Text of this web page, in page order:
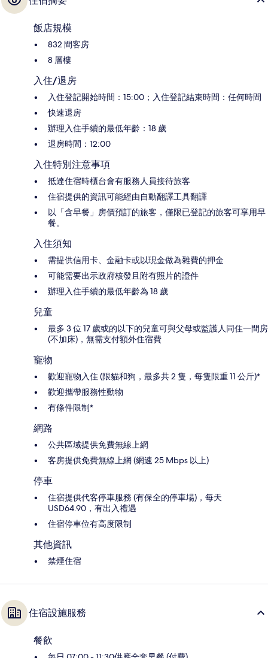
飯店規模
832 間客房
8 層樓
入住/退房
入住登記開始時間：15:00；入住登記結束時間：任何時間
快速退房
辦理入住手續的最低年齡：18 歲
退房時間：12:00
入住特別注意事項
抵達住宿時櫃台會有服務人員接待旅客
住宿提供的資訊可能經由自動翻譯工具翻譯
以「含早餐」房價預訂的旅客，僅限已登記的旅客可享用早
餐。
入住須知
需提供信用卡、金融卡或以現金做為雜費的押金
可能需要出示政府核發且附有照片的證件
辦理入住手續的最低年齡為 18 歲
兒童
最多 3 位 17 歲或的以下的兒童可與父母或監護人同住一間房
(不加床)，無需支付額外住宿費
寵物
歡迎寵物入住 (限貓和狗，最多共 2 隻，每隻限重 11 公斤)*
歡迎攜帶服務性動物
有條件限制*
網路
公共區域提供免費無線上網
客房提供免費無線上網 (網速 25 Mbps 以上)
停車
住宿提供代客停車服務 (有保全的停車場)，每天
USD64.90，有出入禮遇
住宿停車位有高度限制
其他資訊
禁煙住宿
住宿設施服務
餐飲